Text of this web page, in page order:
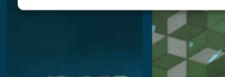
더 읽어보기 더 읽어보기